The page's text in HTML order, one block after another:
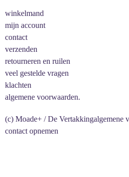
winkelmand
mijn account
contact
verzenden
retourneren en ruilen
veel gestelde vragen
klachten
algemene voorwaarden.
(c) Moade+ / De Vertakkingalgemene
contact opnemen